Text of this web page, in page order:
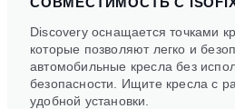
Discovery оснащается точками
которые позволяют легко и
автомобильные кресла без
безопасности. Ищите кресла с
удобной установки.